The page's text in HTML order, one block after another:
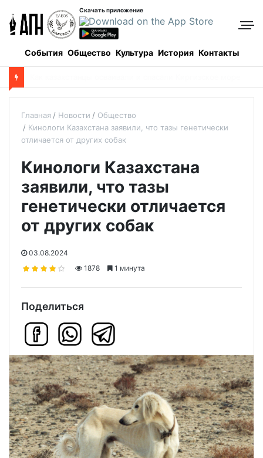
Скачать приложение
События Общество Культура История Контакты
Главная Новости
Общество
Кинологи Казахстана заявили, что тазы генетически
отличается от других собак
Кинологи Казахстана
заявили, что тазы
генетически отличается
от других собак
03.08.2024
1878
1 минута
Поделиться